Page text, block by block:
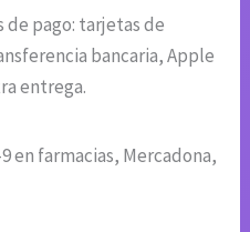
de pago: tarjetas de
bancaria, Apple
entrega.
en farmacias, Mercadona,